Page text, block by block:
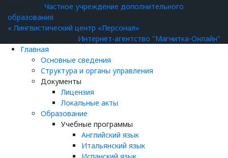
Частное учреждение дополнительного
образования
« Лингвистический центр «Персонал»
Интернет-агентство "Магнитка-Онлайн"
Главная
Основные сведения
Структура и органы управления
Документы
Лицензия
Локальные акты
Образование
Учебные программы
Английский язык
Итальянский язык